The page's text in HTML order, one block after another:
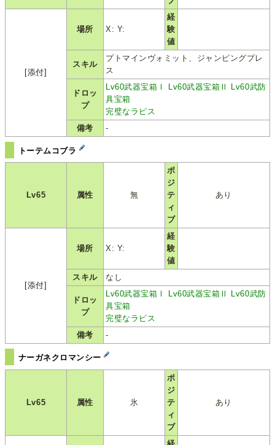
[添付]
場所 X: Y:
経
験
値
スキル
プトマインヴォミット、ジャンピングプレ
ス
ドロッ
プ
Lv60武器宝箱Ⅰ Lv60武器宝箱Ⅱ
Lv60武防
具宝箱
完璧なラピス
備考
-
トーテムコブラ
Lv65 属性 無
ポ
ジ
テ
ィ
ブ
あり
[添付]
場所 X: Y:
経
験
値
スキル
なし
ドロッ
プ
Lv60武器宝箱Ⅰ Lv60武器宝箱Ⅱ
Lv60武防
具宝箱
完璧なラピス
備考
-
ナーガネクロマンシー
Lv65 属性 氷
ポ
ジ
テ
ィ
ブ
あり